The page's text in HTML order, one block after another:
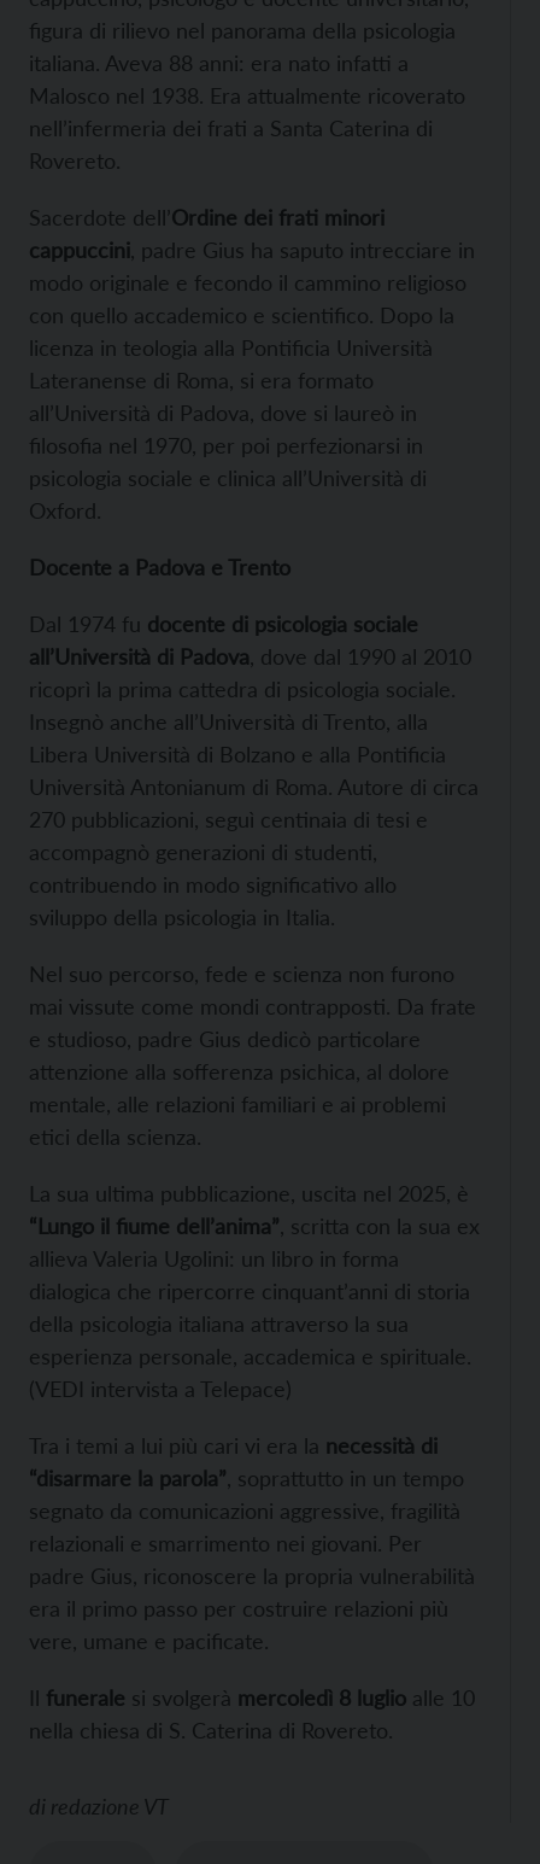
figura di rilievo nel panorama della psicologia
italiana. Aveva 88 anni: era nato infatti a
Malosco nel 1938. Era attualmente ricoverato
nell’infermeria dei frati a Santa Caterina di
Rovereto.
Sacerdote dell’Ordine dei frati minori
cappuccini , padre Gius ha saputo intrecciare in
modo originale e fecondo il cammino religioso
con quello accademico e scientifico. Dopo la
licenza in teologia alla Pontificia Università
Lateranense di Roma, si era formato
all’Università di Padova, dove si laureò in
filosofia nel 1970, per poi perfezionarsi in
psicologia sociale e clinica all’Università di
Oxford.
Docente a Padova e Trento
Dal 1974 fu docente di psicologia sociale
all’Università di Padova , dove dal 1990 al 2010
ricoprì la prima cattedra di psicologia sociale.
Insegnò anche all’Università di Trento, alla
Libera Università di Bolzano e alla Pontificia
Università Antonianum di Roma. Autore di circa
270 pubblicazioni, seguì centinaia di tesi e
accompagnò generazioni di studenti,
contribuendo in modo significativo allo
sviluppo della psicologia in Italia.
Nel suo percorso, fede e scienza non furono
mai vissute come mondi contrapposti. Da frate
e studioso, padre Gius dedicò particolare
attenzione alla sofferenza psichica, al dolore
mentale, alle relazioni familiari e ai problemi
etici della scienza.
La sua ultima pubblicazione, uscita nel 2025, è
“Lungo il fiume dell’anima” , scritta con la sua ex
allieva Valeria Ugolini: un libro in forma
dialogica che ripercorre cinquant’anni di storia
della psicologia italiana attraverso la sua
esperienza personale, accademica e spirituale.
(VEDI intervista a Telepace)
Tra i temi a lui più cari vi era la necessità di
“disarmare la parola” , soprattutto in un tempo
segnato da comunicazioni aggressive, fragilità
relazionali e smarrimento nei giovani. Per
padre Gius, riconoscere la propria vulnerabilità
era il primo passo per costruire relazioni più
vere, umane e pacificate.
Il funerale si svolgerà mercoledì 8 luglio alle 10
nella chiesa di S. Caterina di Rovereto.
di redazione VT